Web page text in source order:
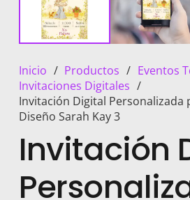
Inicio / Productos / Eventos
Invitaciones Digitales /
Invitación Digital Personalizada
Diseño Sarah Kay 3
Invitación